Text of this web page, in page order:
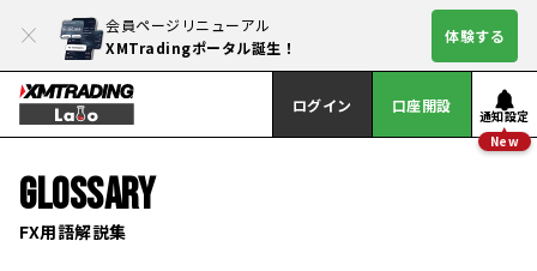
会員ページリニューアル
XMTradingポータル誕生！
体験する
ログイン 口座開設
通知設定
New
GLOSSARY
FX用語解説集